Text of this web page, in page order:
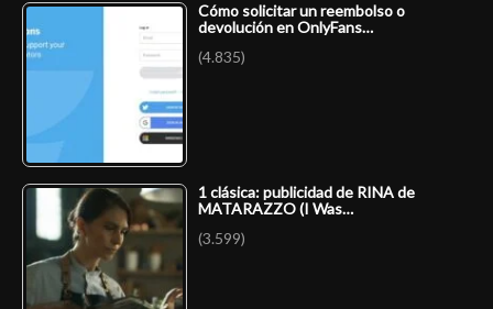
Cómo solicitar un reembolso o
devolución en OnlyFans…
(4.835)
1 clásica: publicidad de RINA de
MATARAZZO (I Was…
(3.599)